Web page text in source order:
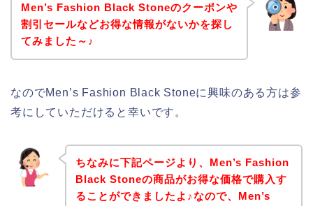
Men’s Fashion Black Stoneのクーポンや
割引セールなどお得な情報がないかを探し
てみました～♪
なのでMen’s Fashion Black Stoneに興味のある方は参
考にしていただけると幸いです。
ちなみに下記ページより、Men’s Fashion
Black Stoneの商品がお得な価格で購入す
ることができましたよ♪なので、Men’s